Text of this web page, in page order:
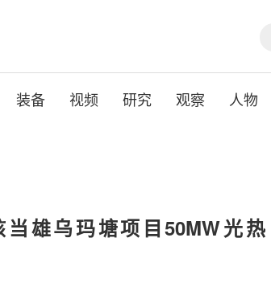
装备 视频 研究 观察 人物
雄乌玛塘项目50MW光热